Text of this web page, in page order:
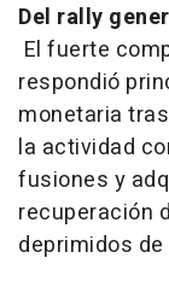
Del rally
El fuerte
respondió
monetaria
la actividad
fusiones y
recuperación
deprimidos